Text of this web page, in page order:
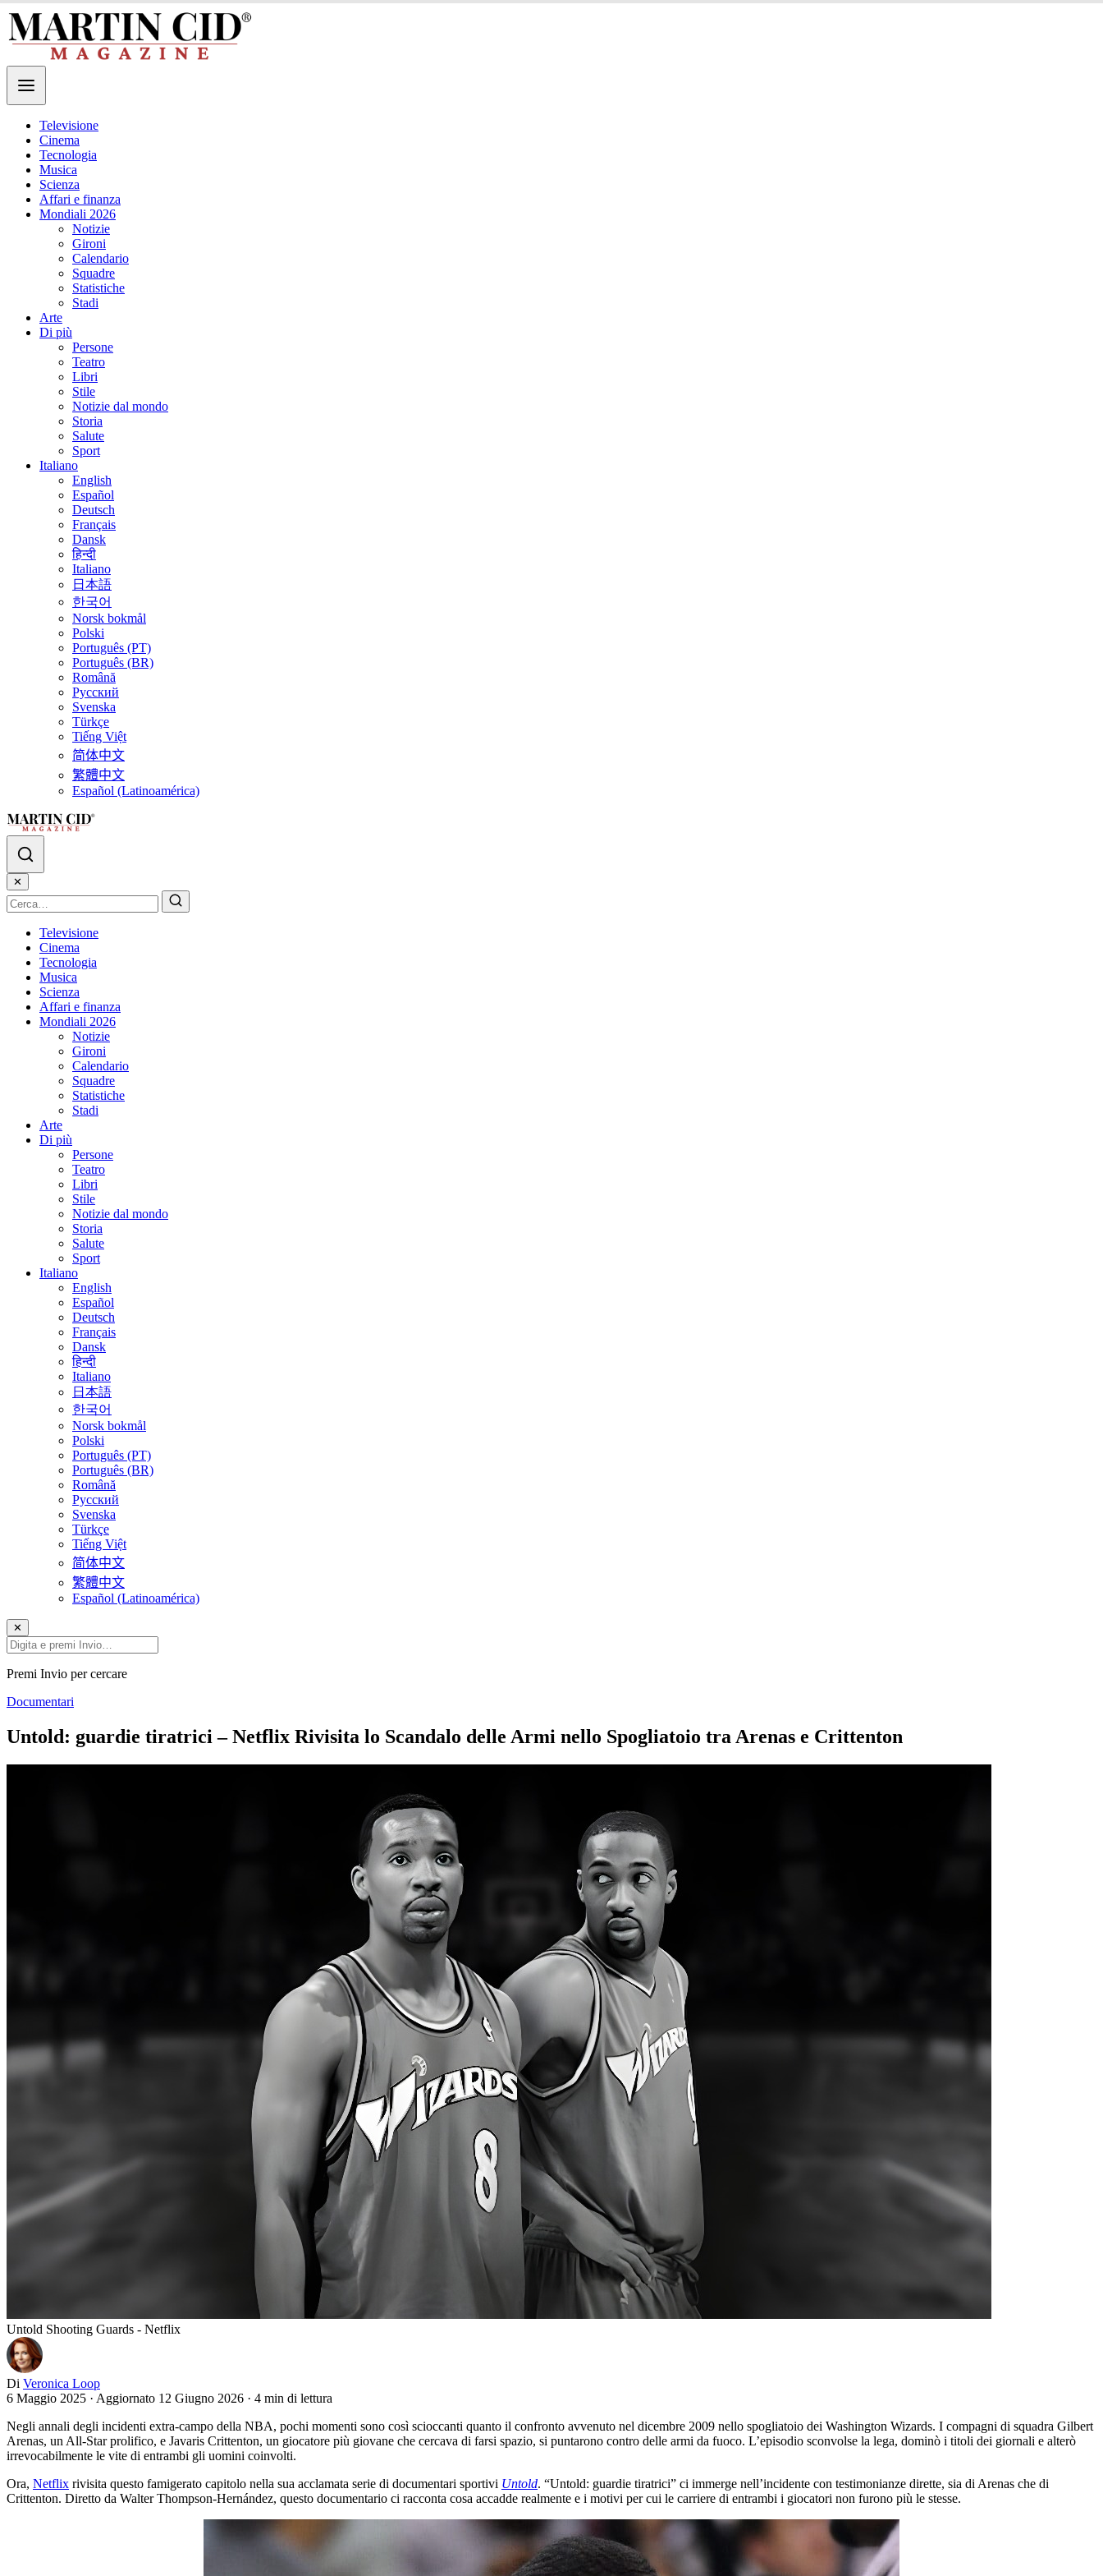
Televisione
Cinema
Tecnologia
Musica
Scienza
Affari e finanza
Mondiali 2026
Notizie
Gironi
Calendario
Squadre
Statistiche
Stadi
Arte
Di più
Persone
Teatro
Libri
Stile
Notizie dal mondo
Storia
Salute
Sport
Italiano
English
Español
Deutsch
Français
Dansk
हिन्दी
Italiano
日本語
한국어
Norsk bokmål
Polski
Português (PT)
Português (BR)
Română
Русский
Svenska
Türkçe
Tiếng Việt
简体中文
繁體中文
Español (Latinoamérica)
✕
Televisione
Cinema
Tecnologia
Musica
Scienza
Affari e finanza
Mondiali 2026
Notizie
Gironi
Calendario
Squadre
Statistiche
Stadi
Arte
Di più
Persone
Teatro
Libri
Stile
Notizie dal mondo
Storia
Salute
Sport
Italiano
English
Español
Deutsch
Français
Dansk
हिन्दी
Italiano
日本語
한국어
Norsk bokmål
Polski
Português (PT)
Português (BR)
Română
Русский
Svenska
Türkçe
Tiếng Việt
简体中文
繁體中文
Español (Latinoamérica)
✕
Premi Invio per cercare
Documentari
Untold: guardie tiratrici – Netflix Rivisita lo Scandalo delle Armi nello Spogliatoio tra Arenas e Crittenton
Untold Shooting Guards - Netflix
Di Veronica Loop
6 Maggio 2025 · Aggiornato 12 Giugno 2026 · 4 min di lettura
Negli annali degli incidenti extra-campo della NBA, pochi momenti sono così scioccanti quanto il confronto avvenuto nel dicembre 2009 nello spogliatoio dei Washington Wizards. I compagni di squadra Gilbert
Arenas, un All-Star prolifico, e Javaris Crittenton, un giocatore più giovane che cercava di farsi spazio, si puntarono contro delle armi da fuoco. L’episodio sconvolse la lega, dominò i titoli dei giornali e alterò
irrevocabilmente le vite di entrambi gli uomini coinvolti.
Ora, Netflix rivisita questo famigerato capitolo nella sua acclamata serie di documentari sportivi Untold. “Untold: guardie tiratrici” ci immerge nell’incidente con testimonianze dirette, sia di Arenas che di
Crittenton. Diretto da Walter Thompson-Hernández, questo documentario ci racconta cosa accadde realmente e i motivi per cui le carriere di entrambi i giocatori non furono più le stesse.